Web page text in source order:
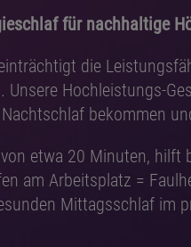
für nachhaltige
die
Hochleistungs-
bekommen
etwa 20 Minuten,
am Arbeitsplatz =
Mittagsschlaf im